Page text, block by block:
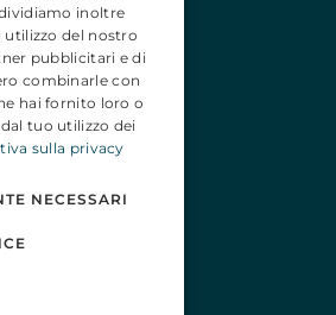
inoltre
del nostro
pubblicitari e di
combinarle con
hai fornito loro o
tuo utilizzo dei
sulla privacy
NECESSARI